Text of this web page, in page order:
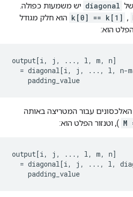
diagonal יש משמעות כפולה.
k[0] == k[1] ,
הוא חלק מגודל
output[i, j, ..., l, m, n]
= diagonal[i, j, ..., l,
padding_value
עבור המטריצה ​​באותה
), וטנזור הפלט הוא:
output[i, j, ..., l, m, n]
= diagonal[i, j, ..., l,
padding_value